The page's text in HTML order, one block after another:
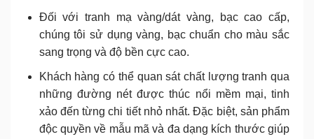
Đối với tranh mạ vàng/dát vàng, bạc cao cấp,
chúng tôi sử dụng vàng, bạc chuẩn cho màu sắc
sang trọng và độ bền cực cao.
Khách hàng có thể quan sát chất lượng tranh qua
những đường nét được thúc nổi mềm mại, tinh
xảo đến từng chi tiết nhỏ nhất. Đặc biệt, sản phẩm
độc quyền về mẫu mã và đa dạng kích thước giúp